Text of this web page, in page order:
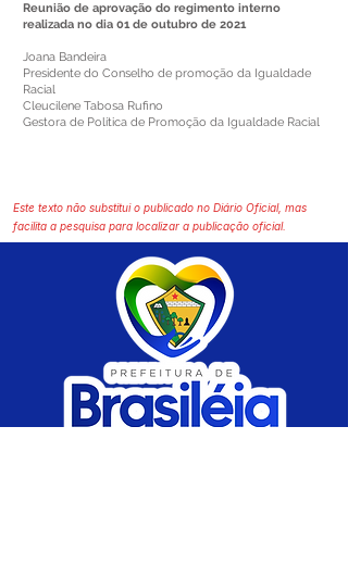
Reunião de aprovação do regimento interno
realizada no dia 01 de outubro de 2021
Joana Bandeira
Presidente do Conselho de promoção da Igualdade
Racial
Cleucilene Tabosa Rufino
Gestora de Política de Promoção da Igualdade Racial
Este texto não substitui o publicado no Diário Oficial, mas
facilita a pesquisa para localizar a publicação oficial.